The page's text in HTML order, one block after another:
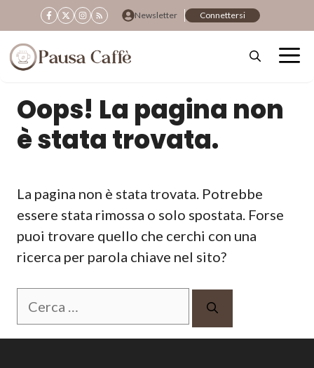
al
contenuto
Newsletter Connettersi
Oops! La pagina non
è stata trovata.
La pagina non è stata trovata. Potrebbe
essere stata rimossa o solo spostata. Forse
puoi trovare quello che cerchi con una
ricerca per parola chiave nel sito?
Ricerca